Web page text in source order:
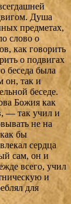
Душа
предметах,
слово о
как говорить
о подвигах
беседа была
он, так и
беседе.
Божия как
— так учил и
не на
бы
сердца
сам, он и
всего, учил
и
для